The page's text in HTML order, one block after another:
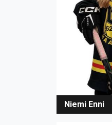
Niemi Enni